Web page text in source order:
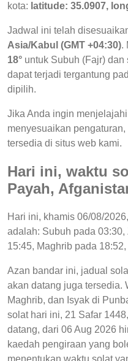
kota: latitude: 35.0907,
Jadwal ini telah
Asia/Kabul (GMT +04:30).
18° untuk Subuh (Fajr) dan
dapat terjadi tergantung
dipilih.
Jika Anda ingin
menyesuaikan
tersedia di situs web kami.
Hari ini, waktu
Payah,
Hari ini, khamis 06/08/
adalah: Subuh pada
15:45, Maghrib pada
Azan bandar ini, jadual
akan datang juga tersedia.
Maghrib, dan Isyak di
solat hari ini, 21 Safar
datang, dari 06 Aug 2026
kaedah pengiraan yang